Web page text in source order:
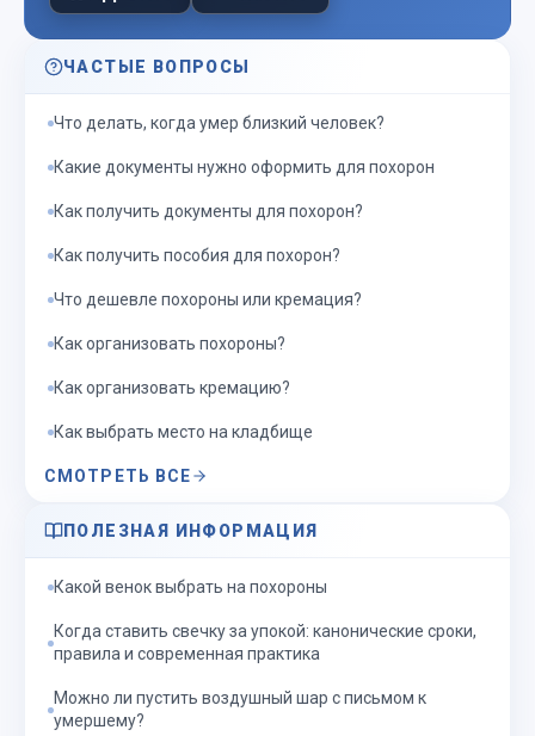
ЧАСТЫЕ ВОПРОСЫ
Что делать, когда умер близкий человек?
Какие документы нужно оформить для похорон
Как получить документы для похорон?
Как получить пособия для похорон?
Что дешевле похороны или кремация?
Как организовать похороны?
Как организовать кремацию?
Как выбрать место на кладбище
СМОТРЕТЬ ВСЕ
ПОЛЕЗНАЯ ИНФОРМАЦИЯ
Какой венок выбрать на похороны
Когда ставить свечку за упокой: канонические сроки,
правила и современная практика
Можно ли пустить воздушный шар с письмом к
умершему?